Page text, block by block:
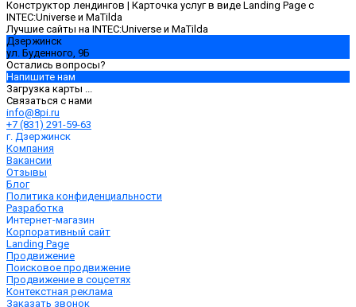
Конструктор лендингов | Карточка услуг в виде Landing Page с
INTEC:Universe и MaTilda
Лучшие сайты на INTEC:Universe и MaTilda
Дзержинск
ул. Буденного, 9Б
Остались вопросы?
Напишите нам
Загрузка карты ...
Связаться с нами
info@8pi.ru
+7 (831) 291-59-63
г. Дзержинск
Компания
Вакансии
Отзывы
Блог
Политика конфиденциальности
Разработка
Интернет-магазин
Корпоративный сайт
Landing Page
Продвижение
Поисковое продвижение
Продвижение в соцсетях
Контекстная реклама
Заказать звонок